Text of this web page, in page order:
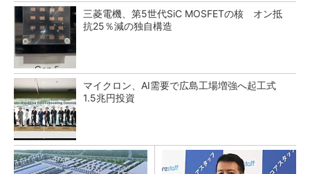
三菱電機、第5世代SiC MOSFETの核 オン抵
抗25％減の独自構造
マイクロン、AI需要で広島工場増強へ起工式
1.5兆円投資